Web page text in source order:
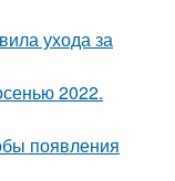
ухода за
2022.
появления